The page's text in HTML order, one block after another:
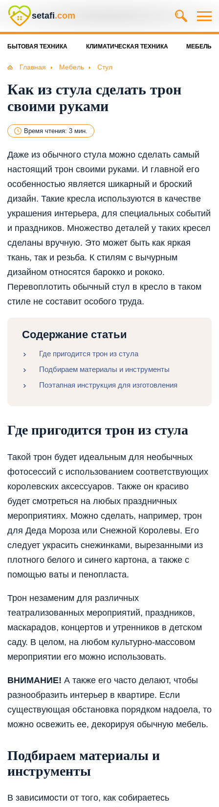
setafi.com
БЫТОВАЯ ТЕХНИКА КЛИМАТИЧЕСКАЯ ТЕХНИКА МЕБЕЛЬ
Главная Мебель Стул
Как из стула сделать трон
своими руками
Время чтения: 3 мин.
Даже из обычного стула можно сделать самый
настоящий трон своими руками. И главной его
особенностью является шикарный и броский
дизайн. Такие кресла используются в качестве
украшения интерьера, для специальных событий
и праздников. Множество деталей у таких кресел
сделаны вручную. Это может быть как яркая
ткань, так и резьба. К стилям с вычурным
дизайном относятся барокко и рококо.
Перевоплотить обычный стул в кресло в таком
стиле не составит особого труда.
Содержание статьи
Где пригодится трон из стула
Подбираем материалы и инструменты
Поэтапная инструкция для изготовления
Где пригодится трон из стула
Такой трон будет идеальным для необычных
фотосессий с использованием соответствующих
королевских аксессуаров. Также он красиво
будет смотреться на любых праздничных
мероприятиях. Можно сделать, например, трон
для Деда Мороза или Снежной Королевы. Его
следует украсить снежинками, вырезанными из
плотного белого и синего картона, а также с
помощью ваты и пенопласта.
Трон незаменим для различных
театрализованных мероприятий, праздников,
маскарадов, концертов и утренников в детском
саду. В целом, на любом культурно-массовом
мероприятии его можно использовать.
ВНИМАНИЕ! А также его часто делают, чтобы
разнообразить интерьер в квартире. Если
существующая обстановка порядком надоела, то
можно освежить ее, декорируя обычную мебель.
Подбираем материалы и
инструменты
В зависимости от того, как собираетесь